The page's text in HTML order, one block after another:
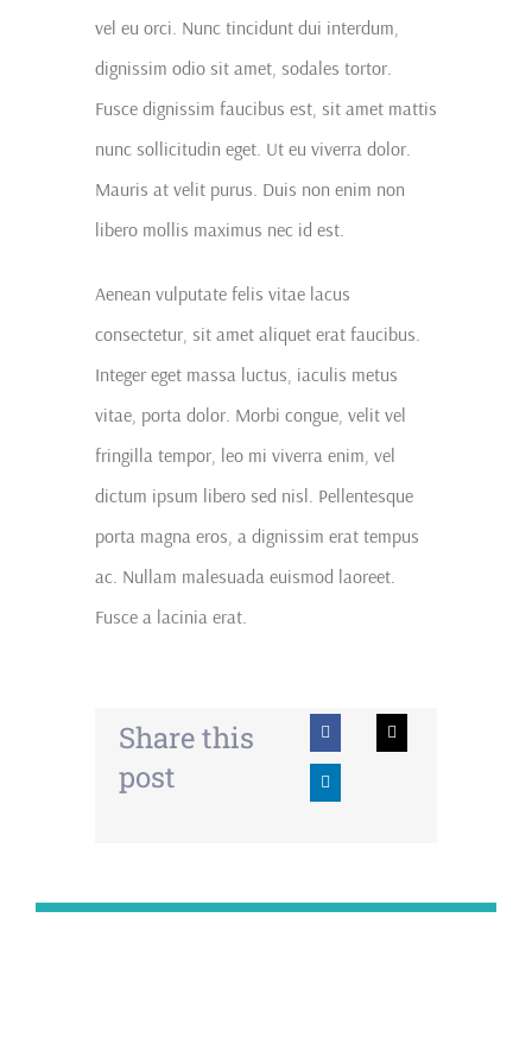
vel eu orci. Nunc tincidunt dui interdum,
dignissim odio sit amet, sodales tortor.
Fusce dignissim faucibus est, sit amet mattis
nunc sollicitudin eget. Ut eu viverra dolor.
Mauris at velit purus. Duis non enim non
libero mollis maximus nec id est.
Aenean vulputate felis vitae lacus
consectetur, sit amet aliquet erat faucibus.
Integer eget massa luctus, iaculis metus
vitae, porta dolor. Morbi congue, velit vel
fringilla tempor, leo mi viverra enim, vel
dictum ipsum libero sed nisl. Pellentesque
porta magna eros, a dignissim erat tempus
ac. Nullam malesuada euismod laoreet.
Fusce a lacinia erat.
Share this
post